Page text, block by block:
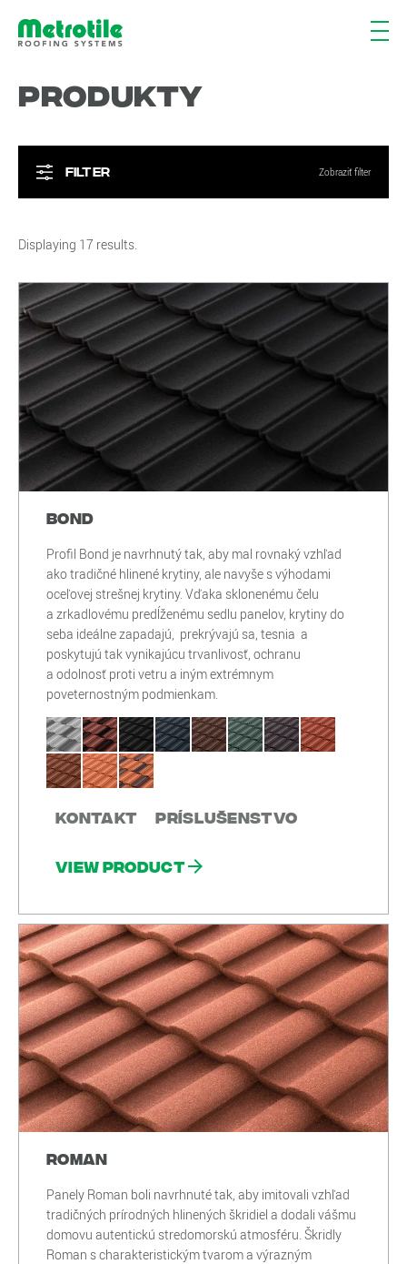
Produkty
Filter Zobraziť filter
Displaying 17 results.
Bond
Profil Bond je navrhnutý tak, aby mal rovnaký vzhľad
ako tradičné hlinené krytiny, ale navyše s výhodami
oceľovej strešnej krytiny. Vďaka sklonenému čelu
a zrkadlovému predĺženému sedlu panelov, krytiny do
seba ideálne zapadajú, prekrývajú sa, tesnia a
poskytujú tak vynikajúcu trvanlivosť, ochranu
a odolnosť proti vetru a iným extrémnym
poveternostným podmienkam.
Kontakt Príslušenstvo
View product
Roman
Panely Roman boli navrhnuté tak, aby imitovali vzhľad
tradičných prírodných hlinených škridiel a dodali vášmu
domovu autentickú stredomorskú atmosféru. Škridly
Roman s charakteristickým tvarom a výrazným